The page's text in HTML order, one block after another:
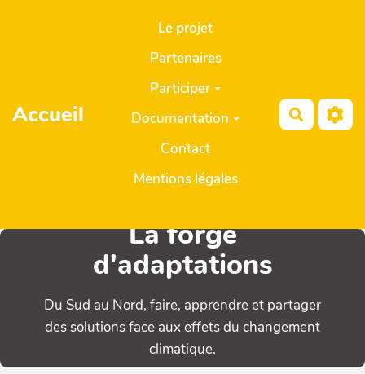
Aller au contenu principal
Accueil
Le projet
Partenaires
Participer
Documentation
Contact
Mentions légales
La forge
d'adaptations
Du Sud au Nord, faire, apprendre et partager
des solutions face aux effets du changement
climatique.